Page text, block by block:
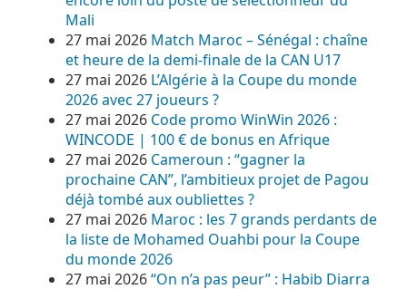
Mali
27 mai 2026 Match Maroc – Sénégal : chaîne
et heure de la demi-finale de la CAN U17
27 mai 2026 L’Algérie à la Coupe du monde
2026 avec 27 joueurs ?
27 mai 2026 Code promo WinWin 2026 :
WINCODE | 100 € de bonus en Afrique
27 mai 2026 Cameroun : “gagner la
prochaine CAN”, l’ambitieux projet de Pagou
déjà tombé aux oubliettes ?
27 mai 2026 Maroc : les 7 grands perdants de
la liste de Mohamed Ouahbi pour la Coupe
du monde 2026
27 mai 2026“On n’a pas peur” : Habib Diarra